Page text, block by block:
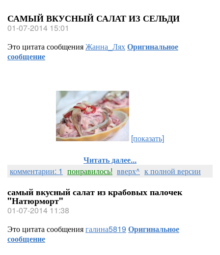
САМЫЙ ВКУСНЫЙ САЛАТ ИЗ СЕЛЬДИ
01-07-2014 15:01
Это цитата сообщенияЖанна_ЛяхОригинальное
сообщение
[показать]
Читать далее...
комментарии: 1 понравилось! вверх^ к полной версии
самый вкусный салат из крабовых палочек
"Натюрморт"
01-07-2014 11:38
Это цитата сообщениягалина5819 Оригинальное
сообщение